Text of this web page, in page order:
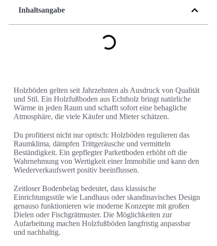
Inhaltsangabe
Holzböden gelten seit Jahrzehnten als Ausdruck von Qualität
und Stil. Ein Holzfußboden aus Echtholz bringt natürliche
Wärme in jeden Raum und schafft sofort eine behagliche
Atmosphäre, die viele Käufer und Mieter schätzen.
Du profitierst nicht nur optisch: Holzböden regulieren das
Raumklima, dämpfen Trittgeräusche und vermitteln
Beständigkeit. Ein gepflegter Parkettboden erhöht oft die
Wahrnehmung von Wertigkeit einer Immobilie und kann den
Wiederverkaufswert positiv beeinflussen.
Zeitloser Bodenbelag bedeutet, dass klassische
Einrichtungsstile wie Landhaus oder skandinavisches Design
genauso funktionieren wie moderne Konzepte mit großen
Dielen oder Fischgrätmuster. Die Möglichkeiten zur
Aufarbeitung machen Holzfußböden langfristig anpassbar
und nachhaltig.